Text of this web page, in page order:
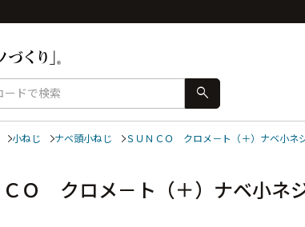
search
小ねじ ナベ頭小ねじ ＳＵＮＣＯ クロメ－ト（＋）ナベ小ネ
ＣＯ クロメ－ト（＋）ナベ小